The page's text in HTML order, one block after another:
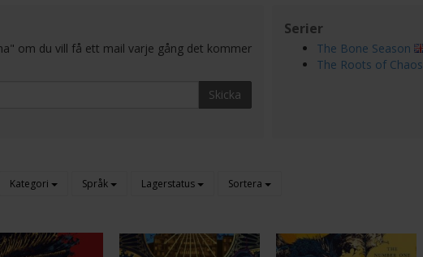
om du vill få ett mail varje gång det kommer
Skicka
Serier
The Bone Season
The Roots of Chaos
Kategori Språk Lagerstatus Sortera